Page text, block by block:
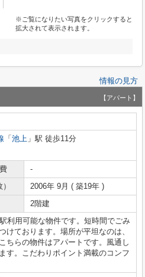
※ご覧になりたい写真をクリックすると
拡大されて表示されます。
情報の見方
【アパート】
「 池上 」駅 徒歩11分
-
2006年 9月 ( 築19年 )
2階建
利用可能な物件です。短時間でごみ
ております。場所が平坦なのは、
ちらの物件はアパートです。風通し
す。こだわりポイント満載のコンフ